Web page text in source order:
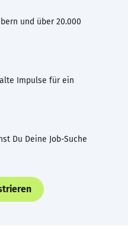
und über 20.000
Impulse für ein
Du Deine Job-Suche